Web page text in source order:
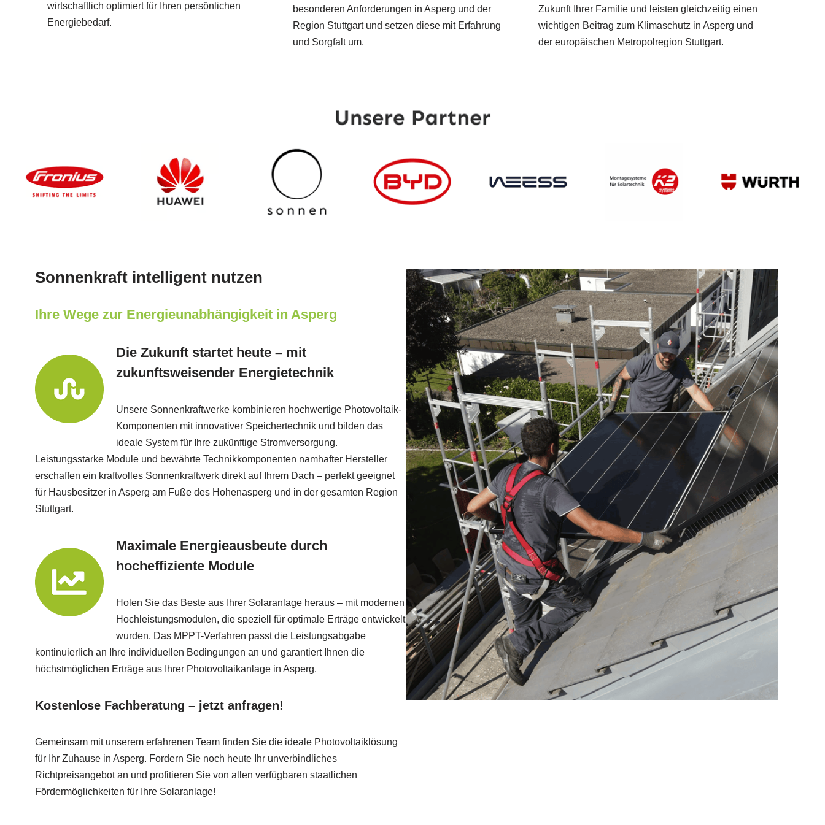
wirtschaftlich optimiert für Ihren persönlichen
Energiebedarf.
besonderen Anforderungen in Asperg und der
Region Stuttgart und setzen diese mit Erfahrung
und Sorgfalt um.
Zukunft Ihrer Familie und leisten gleichzeitig einen
wichtigen Beitrag zum Klimaschutz in Asperg und
der europäischen Metropolregion Stuttgart.
Sonnenkraft intelligent nutzen
Ihre Wege zur Energieunabhängigkeit in Asperg
Die Zukunft startet heute – mit
zukunftsweisender Energietechnik
Unsere Sonnenkraftwerke kombinieren hochwertige Photovoltaik-
Komponenten mit innovativer Speichertechnik und bilden das
ideale System für Ihre zukünftige Stromversorgung.
Leistungsstarke Module und bewährte Technikkomponenten namhafter Hersteller
erschaffen ein kraftvolles Sonnenkraftwerk direkt auf Ihrem Dach – perfekt geeignet
für Hausbesitzer in Asperg am Fuße des Hohenasperg und in der gesamten Region
Stuttgart.
Maximale Energieausbeute durch
hocheffiziente Module
Holen Sie das Beste aus Ihrer Solaranlage heraus – mit modernen
Hochleistungsmodulen, die speziell für optimale Erträge entwickelt
wurden. Das MPPT-Verfahren passt die Leistungsabgabe
kontinuierlich an Ihre individuellen Bedingungen an und garantiert Ihnen die
höchstmöglichen Erträge aus Ihrer Photovoltaikanlage in Asperg.
Kostenlose Fachberatung – jetzt anfragen!
Gemeinsam mit unserem erfahrenen Team finden Sie die ideale Photovoltaiklösung
für Ihr Zuhause in Asperg. Fordern Sie noch heute Ihr unverbindliches
Richtpreisangebot an und profitieren Sie von allen verfügbaren staatlichen
Fördermöglichkeiten für Ihre Solaranlage!